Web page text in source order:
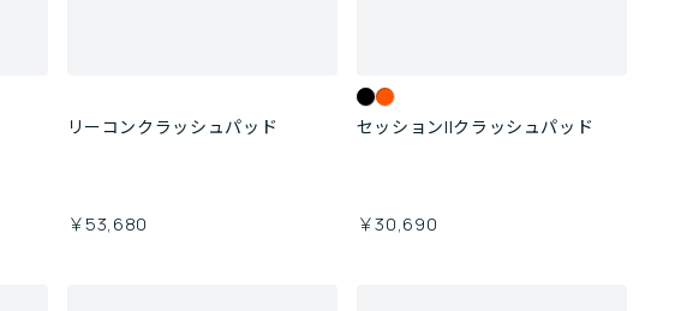
リーコンクラッシュパッド
￥53,680
セッションIIクラッシュパッド
￥30,690